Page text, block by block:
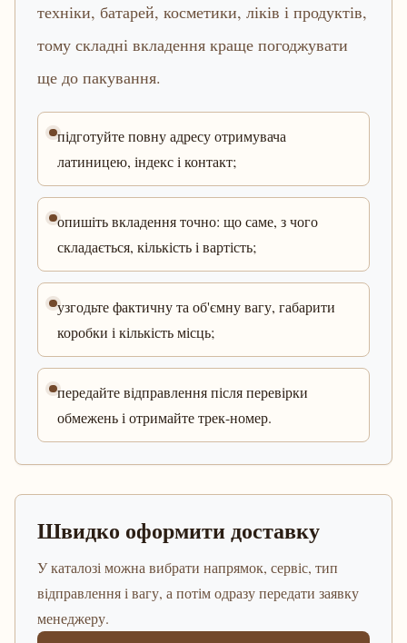
техніки, батарей, косметики, ліків і продуктів,
тому складні вкладення краще погоджувати
ще до пакування.
підготуйте повну адресу отримувача
латиницею, індекс і контакт;
опишіть вкладення точно: що саме, з чого
складається, кількість і вартість;
узгодьте фактичну та об'ємну вагу, габарити
коробки і кількість місць;
передайте відправлення після перевірки
обмежень і отримайте трек-номер.
Швидко оформити доставку
У каталозі можна вибрати напрямок, сервіс, тип
відправлення і вагу, а потім одразу передати заявку
менеджеру.